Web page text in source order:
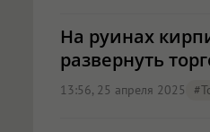
На руинах
развернуть
13:56, 25 апреля 2025